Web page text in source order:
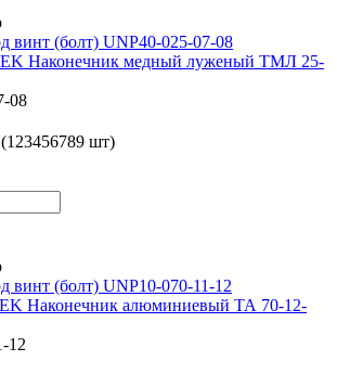
Наконечник медный луженый ТМЛ 25-
08
шт)
Наконечник алюминиевый ТА 70-12-
12